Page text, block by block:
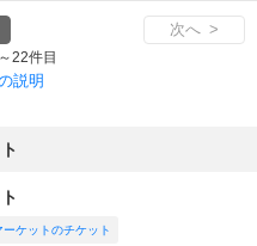
次へ >
22件目
説明
ーケットのチケット